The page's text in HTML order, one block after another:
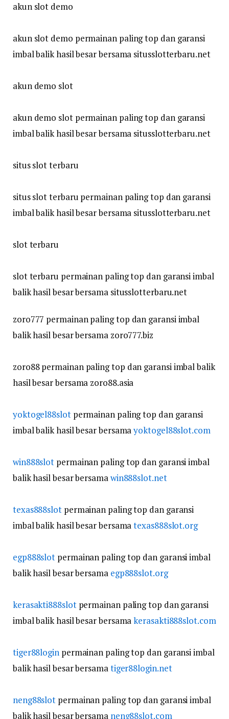
akun slot demo
akun slot demo permainan paling top dan garansi
imbal balik hasil besar bersama situsslotterbaru.net
akun demo slot
akun demo slot permainan paling top dan garansi
imbal balik hasil besar bersama situsslotterbaru.net
situs slot terbaru
situs slot terbaru permainan paling top dan garansi
imbal balik hasil besar bersama situsslotterbaru.net
slot terbaru
slot terbaru permainan paling top dan garansi imbal
balik hasil besar bersama situsslotterbaru.net
zoro777 permainan paling top dan garansi imbal
balik hasil besar bersama zoro777.biz
zoro88 permainan paling top dan garansi imbal balik
hasil besar bersama zoro88.asia
yoktogel88slotpermainan paling top dan garansi
imbal balik hasil besar bersamayoktogel88slot.com
win888slot permainan paling top dan garansi imbal
balik hasil besar bersamawin888slot.net
texas888slotpermainan paling top dan garansi
imbal balik hasil besar bersamatexas888slot.org
egp888slot permainan paling top dan garansi imbal
balik hasil besar bersama egp888slot.org
kerasakti888slotpermainan paling top dan garansi
imbal balik hasil besar bersamakerasakti888slot.com
tiger88loginpermainan paling top dan garansi imbal
balik hasil besar bersamatiger88login.net
neng88slot permainan paling top dan garansi imbal
balik hasil besar bersama neng88slot.com